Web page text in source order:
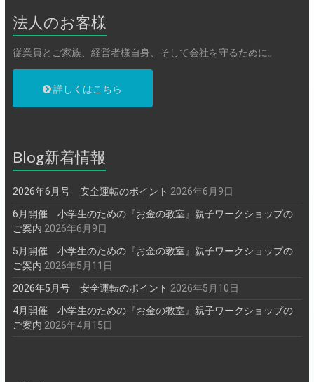
法人のお客様
従業員とご家族、経営者様自身、そして会社を守るために。
詳しくはこちら
Blog新着情報
2026年6月号 安全運転のポイント 2026年6月9日
6月開催 小学生のための『お金の教室』親子ワークショップの
ご案内 2026年6月9日
5月開催 小学生のための『お金の教室』親子ワークショップの
ご案内 2026年5月11日
2026年5月号 安全運転のポイント 2026年5月10日
4月開催 小学生のための『お金の教室』親子ワークショップの
ご案内 2026年4月15日